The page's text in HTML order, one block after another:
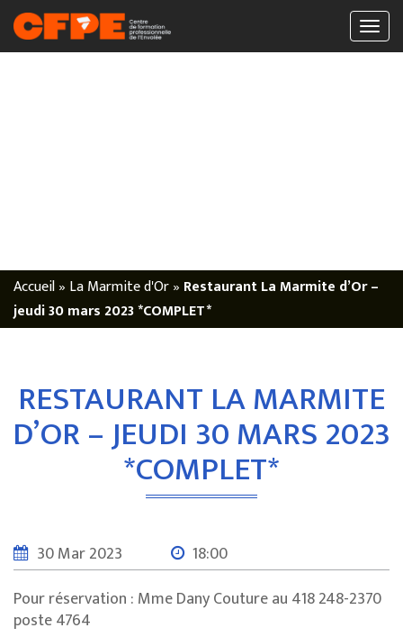
Accueil» La Marmite d'Or» Restaurant La Marmite d’Or –
jeudi 30 mars 2023 *COMPLET*
RESTAURANT LA MARMITE
D’OR – JEUDI 30 MARS 2023
*COMPLET*
30 Mar 2023
18:00
Pour réservation : Mme Dany Couture au 418 248-2370
poste 4764